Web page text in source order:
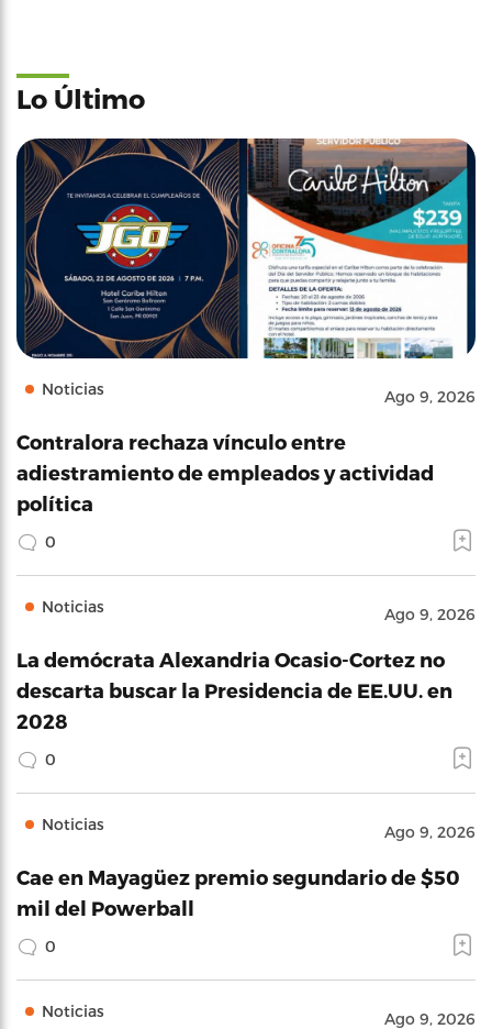
Lo Último
Noticias Ago 9, 2026
Contralora rechaza vínculo entre
adiestramiento de empleados y actividad
política
0
Noticias Ago 9, 2026
La demócrata Alexandria Ocasio-Cortez no
descarta buscar la Presidencia de EE.UU. en
2028
0
Noticias Ago 9, 2026
Cae en Mayagüez premio segundario de $50
mil del Powerball
0
Noticias Ago 9, 2026